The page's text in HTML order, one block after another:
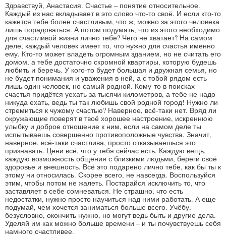
Здравствуй, Анастасия. Счастье – понятие относительное.
Каждый из нас вкладывает в это слово что-то своё. И если кто-то
кажется тебе более счастливым, что ж, можно за этого человека
лишь порадоваться. А потом подумать, что из этого необходимо
для счастливой жизни лично тебе? Чего не хватает? На самом
деле, каждый человек имеет то, что нужно для счастья именно
ему. Кто-то может владеть огромным зданием, но не считать его
домом, а тебе достаточно скромной квартиры, которую будешь
любить и беречь. У кого-то будет большая и дружная семья, но
не будет понимания и уважения в ней, а с тобой рядом есть
лишь один человек, но самый родной. Кому-то в поисках
счастья придётся уехать за тысячи километров, а тебе не надо
никуда ехать, ведь ты так любишь свой родной город! Нужно ли
стремиться к чужому счастью? Наверное, всё-таки нет. Вряд ли
окружающие поверят в твоё хорошее настроение, искреннюю
улыбку и доброе отношение к ним, если на самом деле ты
испытываешь совершенно противоположные чувства. Значит,
наверное, всё-таки счастлива, просто отказываешься это
признавать. Цени всё, что у тебя сейчас есть. Каждую вещь,
каждую возможность общения с близкими людьми, береги своё
здоровье и внешность. Всё это подарено лично тебе, как бы ты к
этому ни относилась. Скорее всего, не навсегда. Воспользуйся
этим, чтобы потом не жалеть. Постарайся исключить то, что
заставляет в себе сомневаться. Не страшно, что есть
недостатки, нужно просто научиться над ними работать. А еще
подумай, чем хочется заниматься больше всего. Учёбу,
безусловно, окончить нужно, но могут ведь быть и другие дела.
Уделяй им как можно больше времени – и ты почувствуешь себя
намного счастливее.